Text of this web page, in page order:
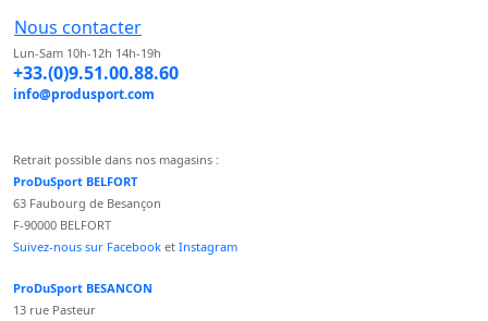
Nous contacter
Lun-Sam 10h-12h 14h-19h
+33.(0)9.51.00.88.60
info@produsport.com
Retrait possible dans nos magasins :
ProDuSport BELFORT
63 Faubourg de Besançon
F-90000 BELFORT
Suivez-nous sur Facebook et Instagram
ProDuSport BESANCON
13 rue Pasteur